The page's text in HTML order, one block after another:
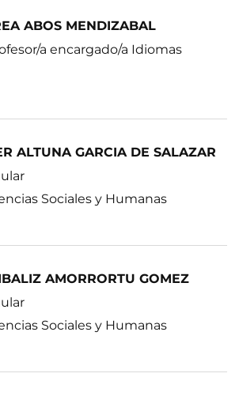
ABOS MENDIZABAL
a encargado/a Idiomas
ALTUNA GARCIA DE SALAZAR
Sociales y Humanas
AMORRORTU GOMEZ
Sociales y Humanas